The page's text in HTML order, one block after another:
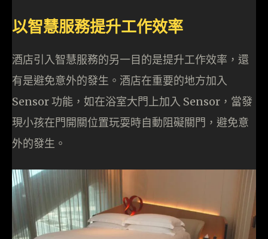
以智慧服務提升工作效率
酒店引入智慧服務的另一目的是提升工作效率，還
有是避免意外的發生。酒店在重要的地方加入
Sensor 功能，如在浴室大門上加入 Sensor，當發
現小孩在門開關位置玩耍時自動阻礙關門，避免意
外的發生。